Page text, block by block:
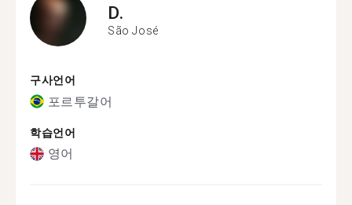
D.
São José
구사언어
포르투갈어
학습언어
영어